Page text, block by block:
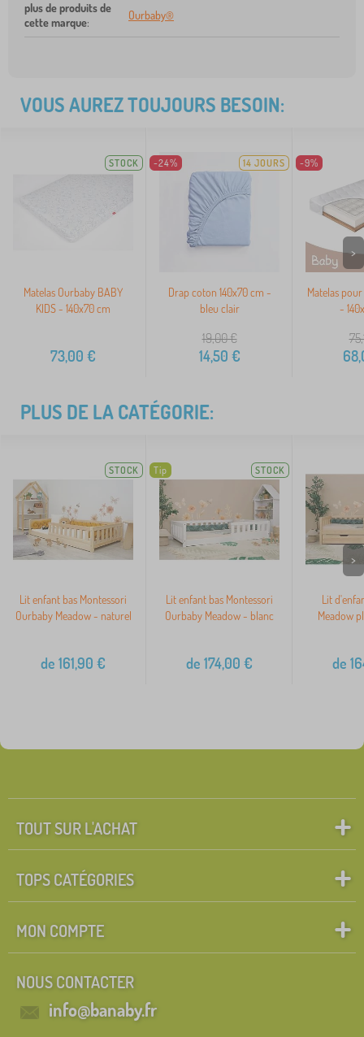
plus de produits de
cette marque:
Ourbaby®
VOUS AUREZ TOUJOURS BESOIN:
STOCK
Matelas Ourbaby BABY
KIDS - 140x70 cm
73,00 €
-24% 14 JOURS
Drap coton 140x70 cm -
bleu clair
19,00€
14,50 €
-9%
Matelas
-
>
PLUS DE LA CATÉGORIE:
STOCK
Lit enfant bas Montessori
Ourbaby Meadow - naturel
de 161,90 €
Tip STOCK
Lit enfant bas Montessori
Ourbaby Meadow - blanc
de 174,00 €
Lit
Meadow
de
>
TOUT SUR L'ACHAT
TOPS CATÉGORIES
MON COMPTE
NOUS CONTACTER
info@banaby.fr